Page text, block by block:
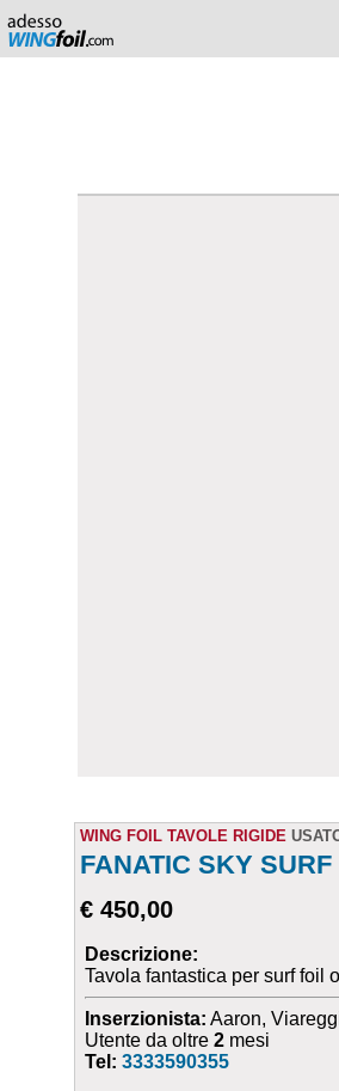
WING FOIL TAVOLE RIGIDE
FANATIC SKY SURF
€ 450,00
Descrizione:
Tavola fantastica per surf foil
Inserzionista: Aaron,
Utente da oltre2 mesi
Tel:3333590355